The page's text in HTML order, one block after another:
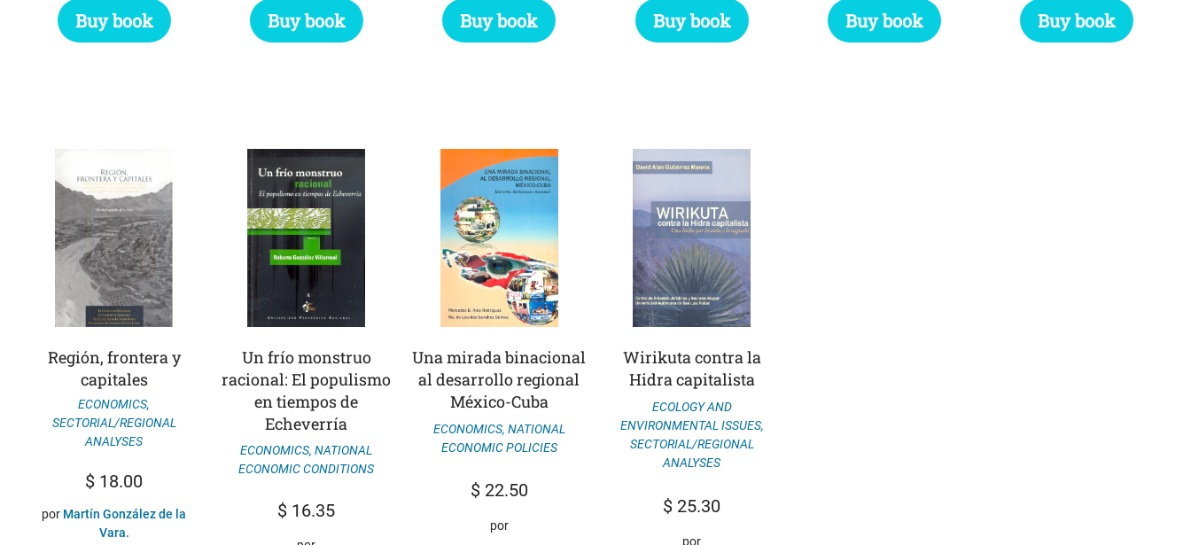
Buy book Buy book Buy book Buy book Buy book Buy book
Región, frontera y
capitales
ECONOMICS,
SECTORIAL/REGIONAL
ANALYSES
$ 18.00
por Martín González de la
Vara.
Un frío monstruo
racional: El populismo
en tiempos de
Echeverría
ECONOMICS,NATIONAL
ECONOMIC CONDITIONS
$ 16.35
Una mirada binacional
al desarrollo regional
México-Cuba
ECONOMICS, NATIONAL
ECONOMIC POLICIES
$22.50
por
Wirikuta contra la
Hidra capitalista
ECOLOGY AND
ENVIRONMENTAL ISSUES,
SECTORIAL/REGIONAL
ANALYSES
$ 25.30
por